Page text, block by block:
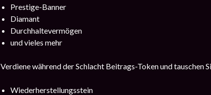
Prestige-Banner
Diamant
Durchhaltevermögen
und vieles mehr
Verdiene während der Schlacht Beitrags-Token und tauschen
Wiederherstellungsstein